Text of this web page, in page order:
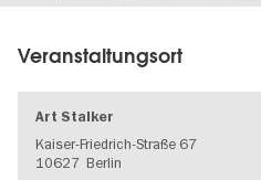
Veranstaltungsort
Art Stalker
Kaiser-Friedrich-Straße 67
10627 Berlin